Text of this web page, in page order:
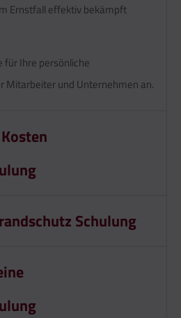
Ernstfall effektiv bekämpft
für Ihre persönliche
Mitarbeiter und Unternehmen an.
Schulung